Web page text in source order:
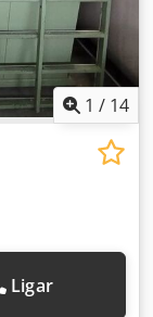
1 / 14
Ligar